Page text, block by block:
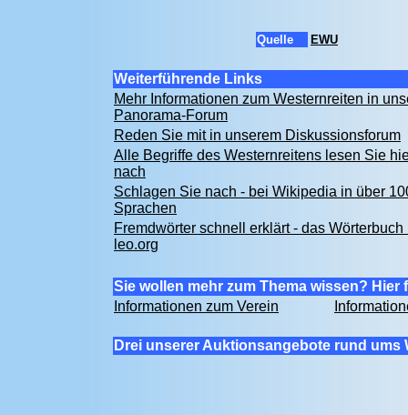
Quelle EWU
Weiterführende Links
Mehr Informationen zum Westernreiten in
Panorama-Forum
Reden Sie mit in unserem Diskussionsforum
Alle Begriffe des Westernreitens lesen Sie
nach
Schlagen Sie nach - bei Wikipedia in über
Sprachen
Fremdwörter schnell erklärt - das Wörterbuch
leo.org
Sie wollen mehr zum Thema wissen? Hier
Informationen zum Verein
Drei unserer Auktionsangebote rund ums